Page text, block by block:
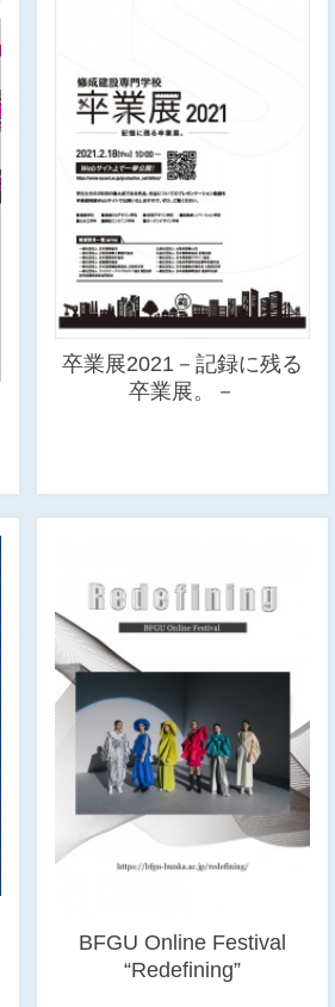
卒業展2021－記録に残る
卒業展。－
BFGU Online Festival
“Redefining”